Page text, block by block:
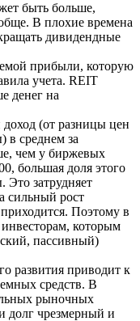
быть больше,
В плохие времена
дивидендные
прибыли, которую
учета. REIT
денег на
(от разницы цен
в среднем за
чем у биржевых
большая доля этого
Это затрудняет
сильный рост
Поэтому в
которым
пассивный)
развития приводит к
средств. В
рыночных
долг чрезмерный и